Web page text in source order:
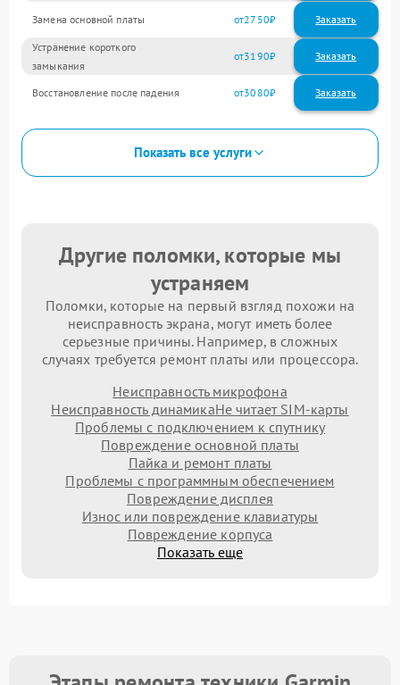
Замена основной платы 2750
Устранение короткого
замыкания
3190
Восстановление после падения 3080
Показать все услуги
Другие поломки, которые мы
устраняем
Поломки, которые на первый взгляд похожи на
неисправность экрана, могут иметь более
серьезные причины. Например, в сложных
случаях требуется ремонт платы или процессора.
Неисправность микрофона
Неисправность динамикаНе читает SIM-карты
Проблемы с подключением к спутнику
Повреждение основной платы
Пайка и ремонт платы
Проблемы с программным обеспечением
Повреждение дисплея
Износ или повреждение клавиатуры
Повреждение корпуса
Показать еще